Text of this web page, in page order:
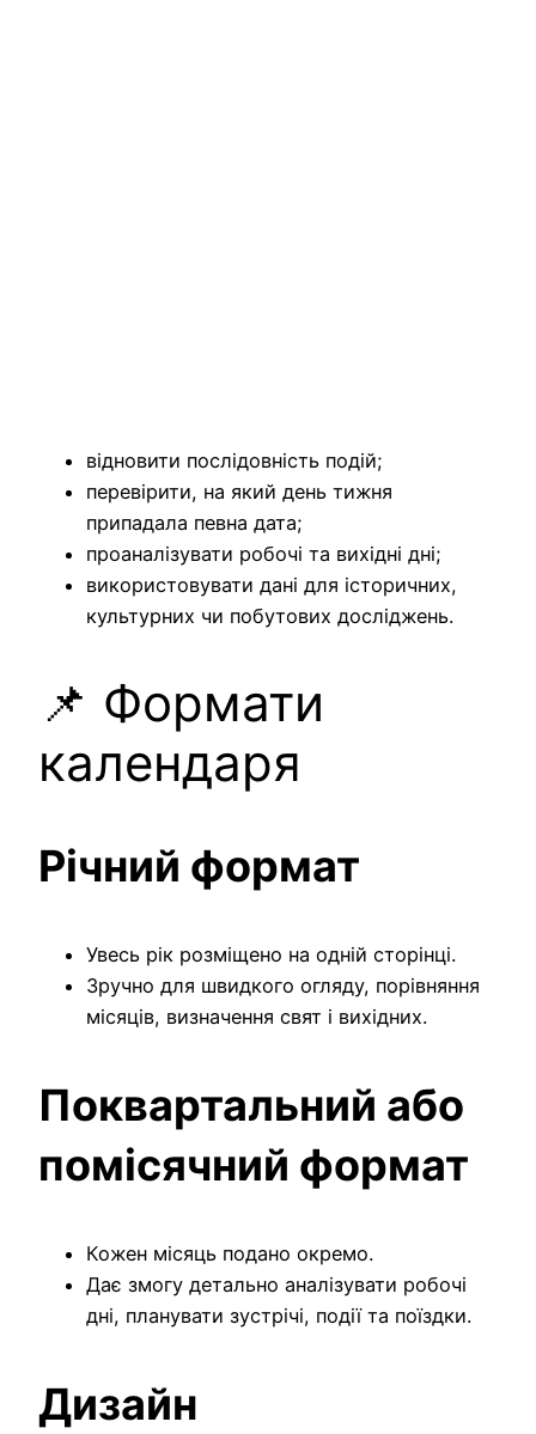
відновити послідовність подій;
перевірити, на який день тижня
припадала певна дата;
проаналізувати робочі та вихідні дні;
використовувати дані для історичних,
культурних чи побутових досліджень.
📌 Формати
календаря
Річний формат
Увесь рік розміщено на одній сторінці.
Зручно для швидкого огляду, порівняння
місяців, визначення свят і вихідних.
Поквартальний або
помісячний формат
Кожен місяць подано окремо.
Дає змогу детально аналізувати робочі
дні, планувати зустрічі, події та поїздки.
Дизайн